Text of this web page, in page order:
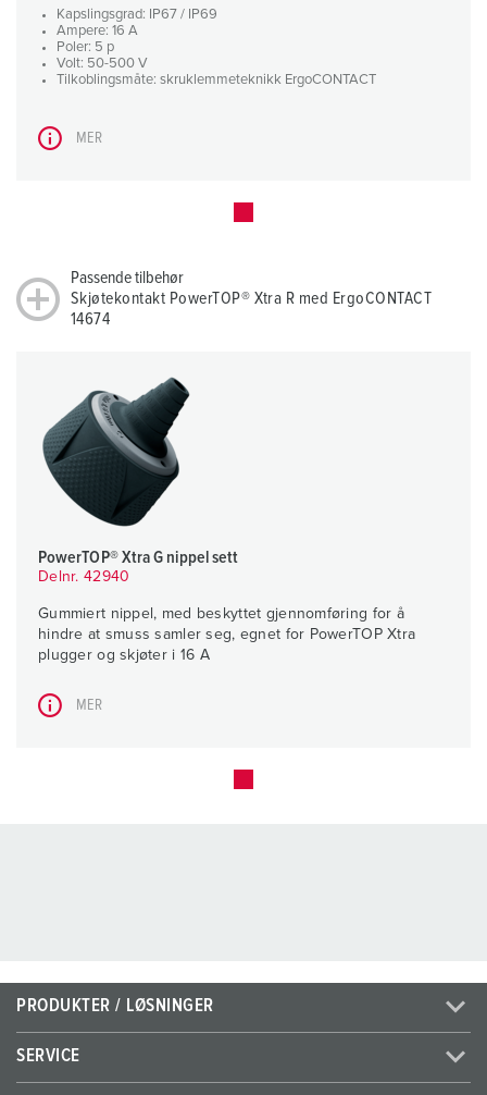
Kapslingsgrad: IP67 / IP69
Ampere: 16 A
Poler: 5 p
Volt: 50-500 V
Tilkoblingsmåte: skruklemmeteknikk ErgoCONTACT
MER
Passende tilbehør
Skjøtekontakt PowerTOP® Xtra R med ErgoCONTACT
14674
PowerTOP® Xtra G nippel sett
Delnr. 42940
Gummiert nippel, med beskyttet gjennomføring for å
hindre at smuss samler seg, egnet for PowerTOP Xtra
plugger og skjøter i 16 A
MER
PRODUKTER / LØSNINGER
SERVICE